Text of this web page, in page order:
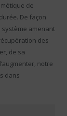
de
De façon
système amenant
des
de sa
notre
dans